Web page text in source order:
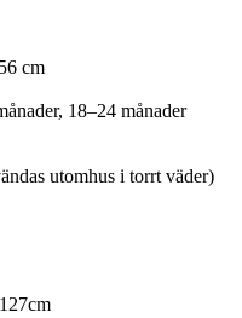
cm
18–24 månader
utomhus i torrt väder)